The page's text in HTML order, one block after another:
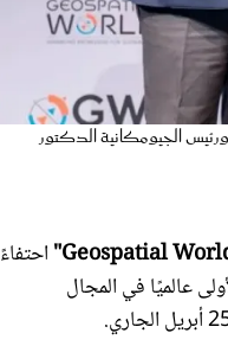
الجيومكانية الدكتور
احتفاءً
عالميًا في المجال